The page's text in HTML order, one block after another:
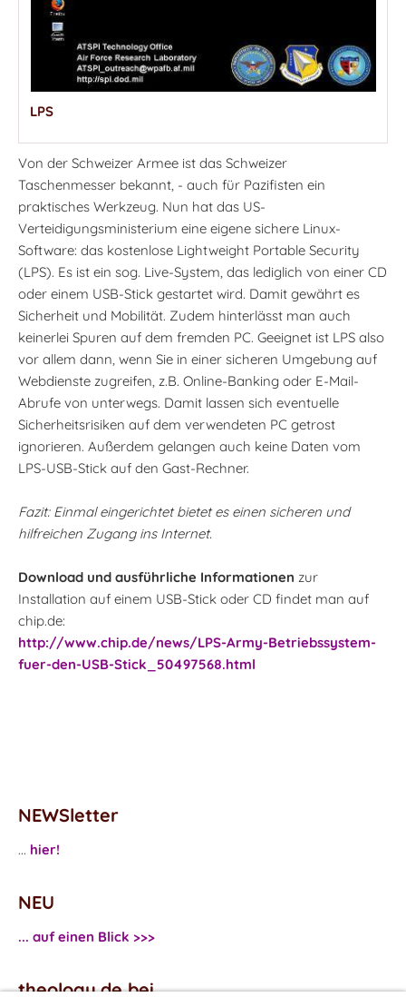
LPS
Von der Schweizer Armee ist das Schweizer
Taschenmesser bekannt, - auch für Pazifisten ein
praktisches Werkzeug. Nun hat das US-
Verteidigungsministerium eine eigene sichere Linux-
Software: das kostenlose Lightweight Portable Security
(LPS). Es ist ein sog. Live-System, das lediglich von einer CD
oder einem USB-Stick gestartet wird. Damit gewährt es
Sicherheit und Mobilität. Zudem hinterlässt man auch
keinerlei Spuren auf dem fremden PC. Geeignet ist LPS also
vor allem dann, wenn Sie in einer sicheren Umgebung auf
Webdienste zugreifen, z.B. Online-Banking oder E-Mail-
Abrufe von unterwegs. Damit lassen sich eventuelle
Sicherheitsrisiken auf dem verwendeten PC getrost
ignorieren. Außerdem gelangen auch keine Daten vom
LPS-USB-Stick auf den Gast-Rechner.
Fazit: Einmal eingerichtet bietet es einen sicheren und
hilfreichen Zugang ins Internet.
Download und ausführliche Informationen zur
Installation auf einem USB-Stick oder CD findet man auf
chip.de:
http://www.chip.de/news/LPS-Army-Betriebssystem-
fuer-den-USB-Stick_50497568.html
NEWSletter
... hier!
NEU
... auf einen Blick >>>
theology.de bei